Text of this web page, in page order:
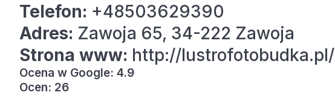
Telefon: +48503629390
Adres: Zawoja 65, 34-222 Zawoja
Strona www: http://lustrofotobudka.pl/
Ocena w Google: 4.9
Ocen: 26